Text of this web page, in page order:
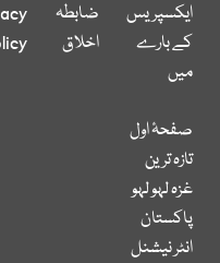
ایکسپریس
کے بارے
میں
ضابطہ
اخلاق
صفحۂ اول
تازہ ترین
غزہ لہو لہو
پاکستان
انٹر نیشنل